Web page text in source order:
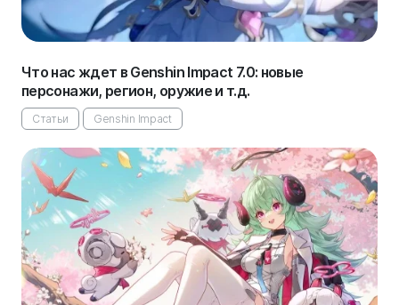
Что нас ждет в Genshin Impact 7.0: новые
персонажи, регион, оружие и т.д.
Статьи Genshin Impact